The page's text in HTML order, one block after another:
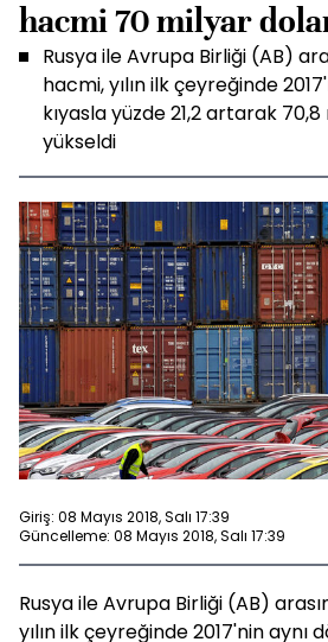
hacmi 70 milyar
Rusya ile Avrupa Birliği (AB)
hacmi, yılın ilk çeyreğinde
kıyasla yüzde 21,2 artarak
yükseldi
Giriş: 08 Mayıs 2018, Salı 17:39
Güncelleme: 08 Mayıs 2018, Salı 17:39
Rusya ile Avrupa Birliği (AB)
yılın ilk çeyreğinde 2017'nin aynı